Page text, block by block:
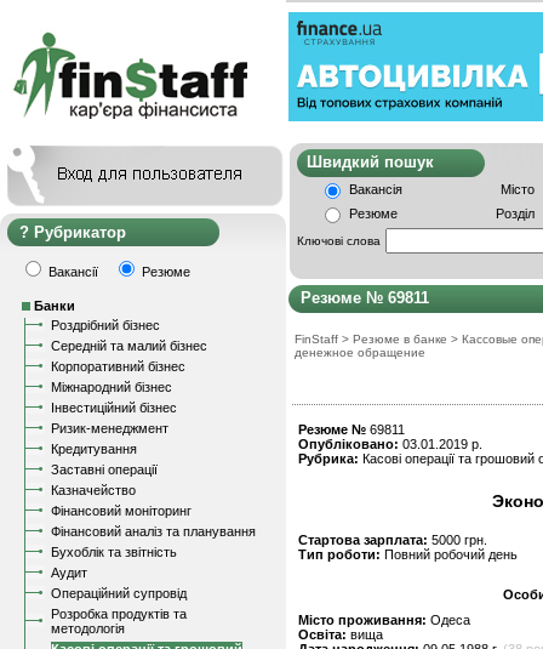
Рубрикатор
Вакансії Резюме
Банки
Роздрібний бізнес
Середній та малий бізнес
Корпоративний бізнес
Міжнародний бізнес
Інвестиційний бізнес
Ризик-менеджмент
Кредитування
Заставні операції
Казначейство
Фінансовий моніторинг
Фінансовий аналіз та планування
Бухоблік та звітність
Аудит
Операційний супровід
Розробка продуктів та
методологія
Швидкий
Вакансія
Місто
Резюме
Розділ
Ключові слова
Резюме № 69811
FinStaff > Резюме в банке > Кассовые
денежное обращение
Резюме № 69811
Опубліковано: 03.01.2019 р.
Рубрика: Касові операції та грошовий
Стартова зарплата: 5000 грн.
Тип роботи: Повний робочий день
Місто проживання: Одеса
Освіта: вища